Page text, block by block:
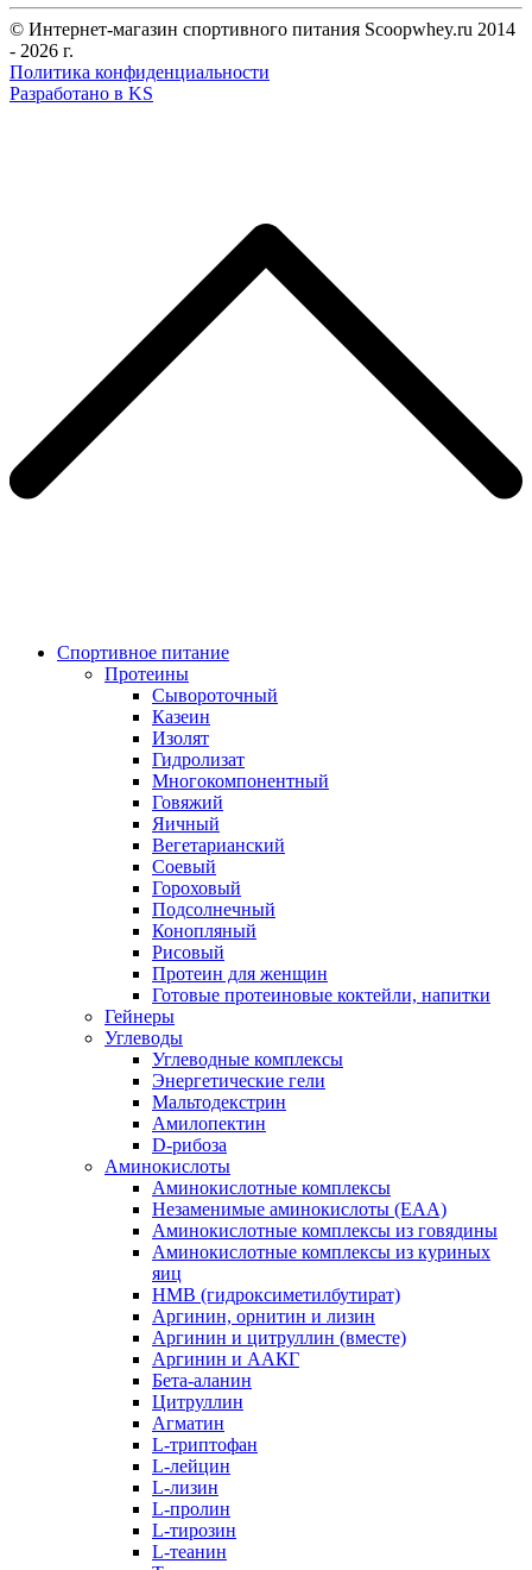
© Интернет-магазин спортивного питания Scoopwhey.ru 2014
- 2026 г.
Политика конфиденциальности
Разработано в KS
Спортивное питание
Протеины
Сывороточный
Казеин
Изолят
Гидролизат
Многокомпонентный
Говяжий
Яичный
Вегетарианский
Соевый
Гороховый
Подсолнечный
Конопляный
Рисовый
Протеин для женщин
Готовые протеиновые коктейли, напитки
Гейнеры
Углеводы
Углеводные комплексы
Энергетические гели
Мальтодекстрин
Амилопектин
D-рибоза
Аминокислоты
Аминокислотные комплексы
Незаменимые аминокислоты (EAA)
Аминокислотные комплексы из говядины
Аминокислотные комплексы из куриных
яиц
HMB (гидроксиметилбутират)
Аргинин, орнитин и лизин
Аргинин и цитруллин (вместе)
Аргинин и ААКГ
Бета-аланин
Цитруллин
Агматин
L-триптофан
L-лейцин
L-лизин
L-пролин
L-тирозин
L-теанин